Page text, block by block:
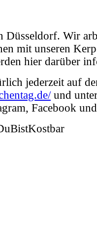
Düsseldorf. Wir
mit unseren
hier darüber
jederzeit auf
und
Facebook